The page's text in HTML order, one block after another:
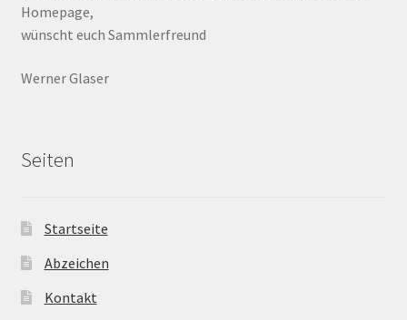
Homepage,
wünscht euch Sammlerfreund
Werner Glaser
Seiten
Startseite
Abzeichen
Kontakt